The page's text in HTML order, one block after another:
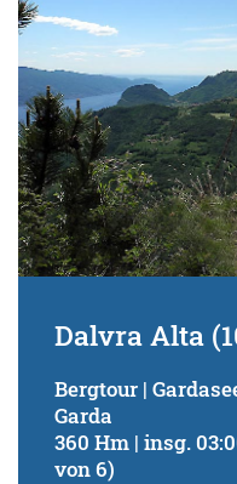
Dalvra Alta
Bergtour |
Garda
360 Hm | insg.
von 6)